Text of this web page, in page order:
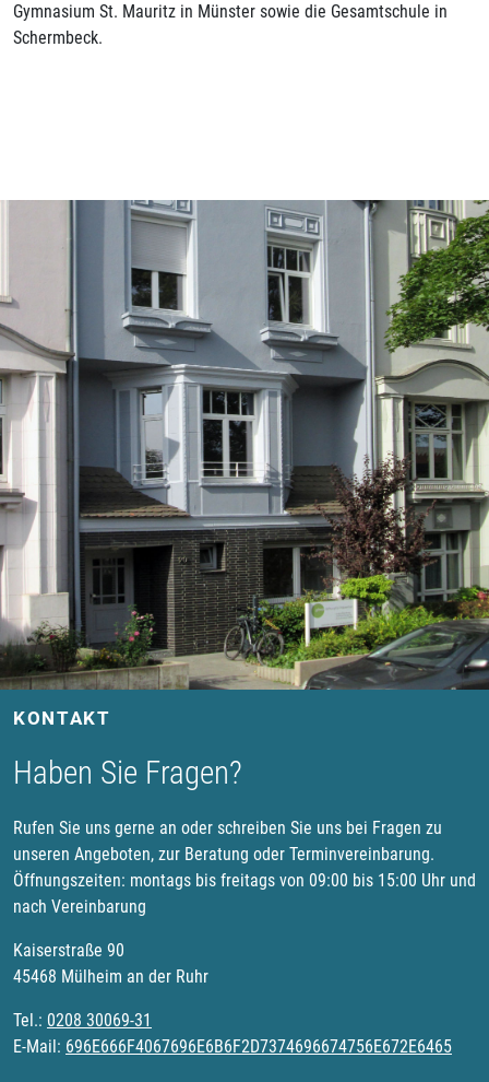
Gymnasium St. Mauritz in Münster sowie die Gesamtschule in
Schermbeck.
KONTAKT
Haben Sie Fragen?
Rufen Sie uns gerne an oder schreiben Sie uns bei Fragen zu
unseren Angeboten, zur Beratung oder Terminvereinbarung.
Öffnungszeiten: montags bis freitags von 09:00 bis 15:00 Uhr und
nach Vereinbarung
Kaiserstraße 90
45468 Mülheim an der Ruhr
Tel.: 0208 30069-31
E-Mail: 696E666F4067696E6B6F2D7374696674756E672E6465